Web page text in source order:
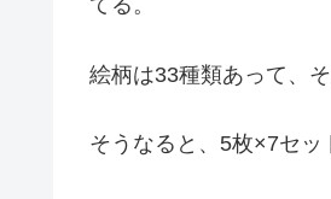
てる。
絵柄は33種類あって、
そうなると、5枚×7セ